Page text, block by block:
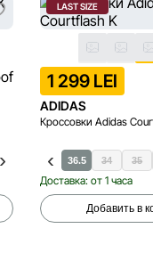
36.5
LAST SIZE
1 299 LEI
ADIDAS
Кроссовки Adidas
36.5 34 35
Доставка: от 1 часа
Добавить в